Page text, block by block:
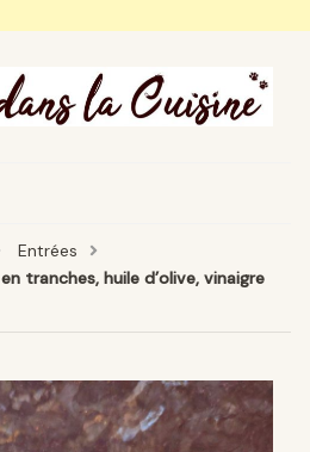
Entrées
tranches, huile d’olive, vinaigre